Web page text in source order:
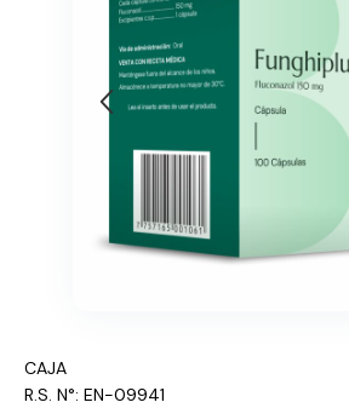
CAJA
R.S. N°: EN-09941